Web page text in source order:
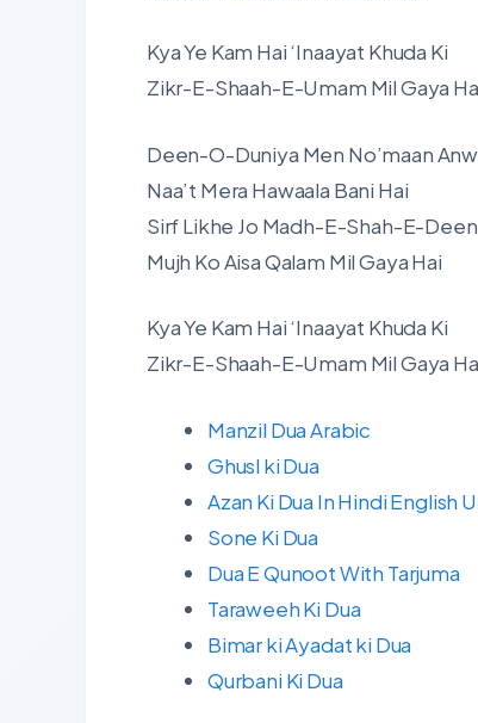
Kya Ye Kam Hai ‘Inaayat Khuda Ki
Zikr-E-Shaah-E-Umam Mil Gaya
Deen-O-Duniya Men No’maan
Naa’t Mera Hawaala Bani Hai
Sirf Likhe Jo Madh-E-Shah-E-Deen
Mujh Ko Aisa Qalam Mil Gaya Hai
Kya Ye Kam Hai ‘Inaayat Khuda Ki
Zikr-E-Shaah-E-Umam Mil Gaya
Manzil Dua Arabic
Ghusl ki Dua
Azan Ki Dua In Hindi English
Sone Ki Dua
Dua E Qunoot With Tarjuma
Taraweeh Ki Dua
Bimar ki Ayadat ki Dua
Qurbani Ki Dua